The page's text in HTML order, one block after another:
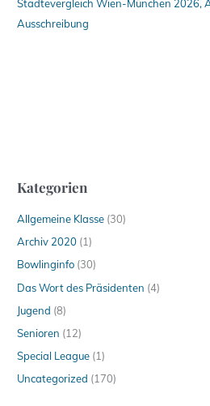
Städtevergleich Wien-München 2026,
Ausschreibung
Kategorien
Allgemeine Klasse (30)
Archiv 2020 (1)
Bowlinginfo (30)
Das Wort des Präsidenten (4)
Jugend (8)
Senioren (12)
Special League (1)
Uncategorized (170)